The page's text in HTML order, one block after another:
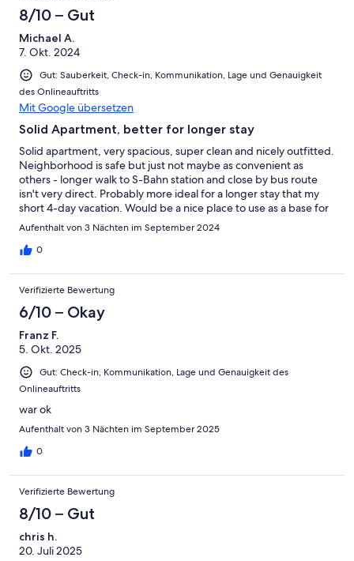
8/10 – Gut
Michael A.
7. Okt. 2024
Gut: Sauberkeit, Check-in, Kommunikation, Lage und Genauigkeit
des Onlineauftritts
Mit Google übersetzen
Solid Apartment, better for longer stay
Solid apartment, very spacious, super clean and nicely outfitted.
Neighborhood is safe but just not maybe as convenient as
others - longer walk to S-Bahn station and close by bus route
isn't very direct. Probably more ideal for a longer stay that my
short 4-day vacation. Would be a nice place to use as a base for
an extended work trip.
Aufenthalt von 3 Nächten im September 2024
0
Verifizierte Bewertung
6/10 – Okay
Franz F.
5. Okt. 2025
Gut: Check-in, Kommunikation, Lage und Genauigkeit des
Onlineauftritts
war ok
Aufenthalt von 3 Nächten im September 2025
0
Verifizierte Bewertung
8/10 – Gut
chris h.
20. Juli 2025